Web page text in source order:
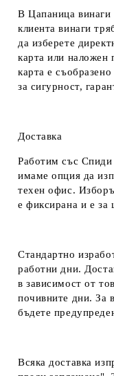
В Цапаница винаги
клиента винаги
да изберете
карта или наложен
карта е
за сигурност,
Доставка
Работим със
имаме опция да
техен офис.
е фиксирана и е за
Стандартно
работни дни.
в зависимост от
почивните дни. За
бъдете
Всяка доставка